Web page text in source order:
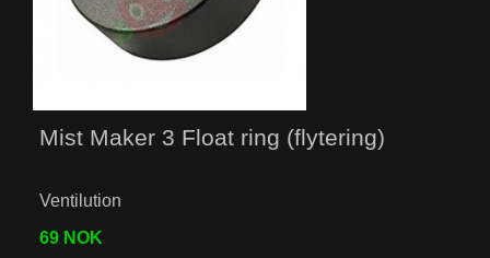
Mist Maker 3 Float ring (flytering)
Ventilution
69 NOK